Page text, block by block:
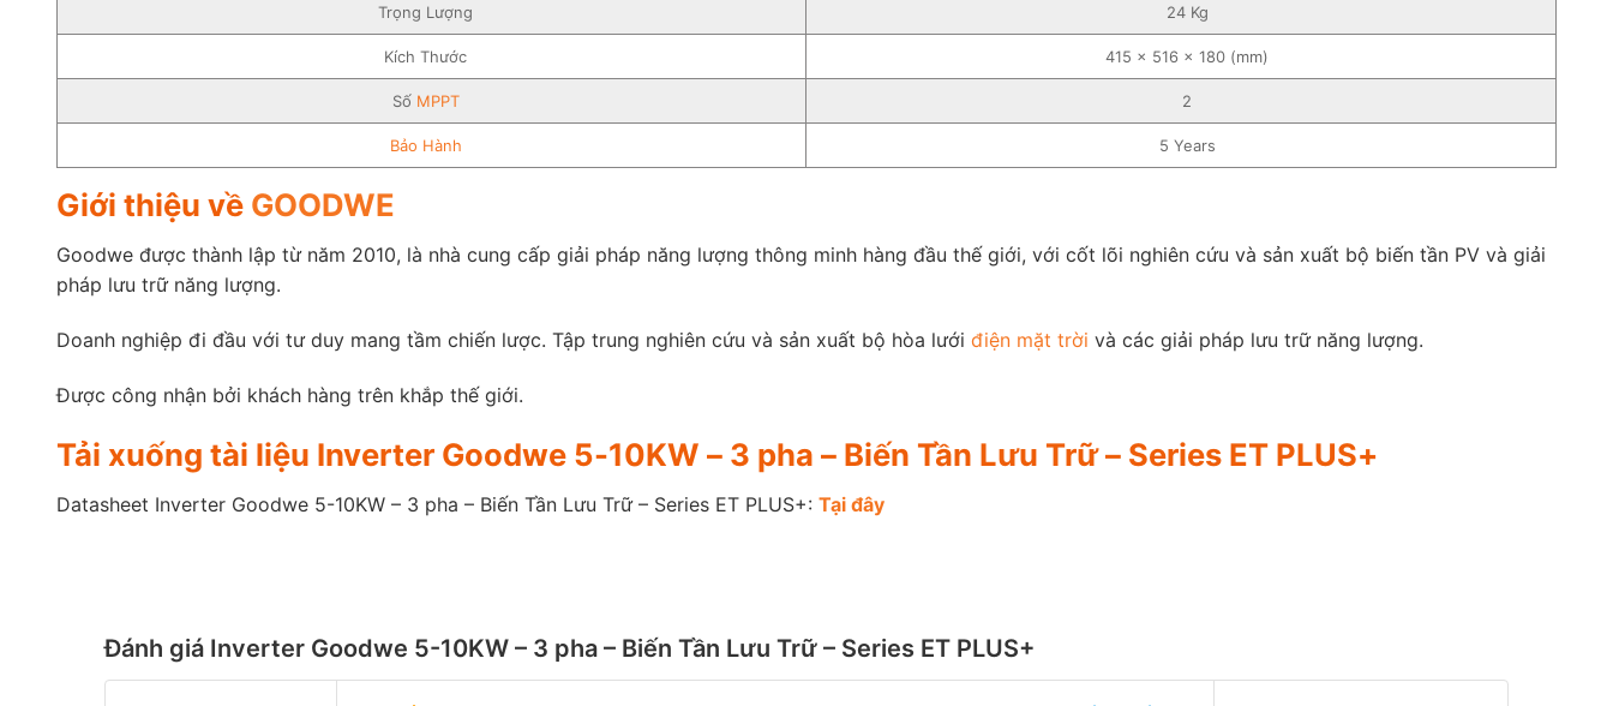
Trọng Lượng 24 Kg
Kích Thước 415 × 516 × 180 (mm)
Số MPPT 2
Bảo Hành 5 Years
Giới thiệu về GOODWE
Goodwe được thành lập từ năm 2010, là nhà cung cấp giải pháp năng lượng thông minh hàng đầu thế giới, với cốt lõi nghiên cứu và sản xuất bộ biến tần PV và giải
pháp lưu trữ năng lượng.
Doanh nghiệp đi đầu với tư duy mang tầm chiến lược. Tập trung nghiên cứu và sản xuất bộ hòa lưới điện mặt trời và các giải pháp lưu trữ năng lượng.
Được công nhận bởi khách hàng trên khắp thế giới.
Tải xuống tài liệu Inverter Goodwe 5-10KW – 3 pha – Biến Tần Lưu Trữ – Series ET PLUS+
Datasheet Inverter Goodwe 5-10KW – 3 pha – Biến Tần Lưu Trữ – Series ET PLUS+: Tại đây
Đánh giá Inverter Goodwe 5-10KW – 3 pha – Biến Tần Lưu Trữ – Series ET PLUS+